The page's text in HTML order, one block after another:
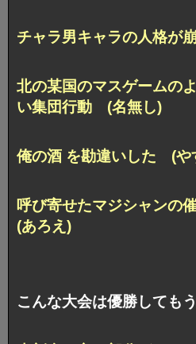
チャラ男キャラの人格が
北の某国のマスゲームの
い集団行動 (名無し)
俺の酒 を勘違いした (や
呼び寄せたマジシャンの
(あろえ)
こんな大会は優勝しても